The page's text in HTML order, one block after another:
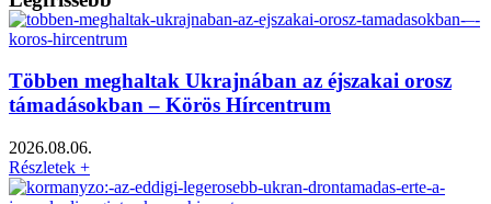
Többen meghaltak Ukrajnában az éjszakai orosz
támadásokban – Körös Hírcentrum
2026.08.06.
Részletek +